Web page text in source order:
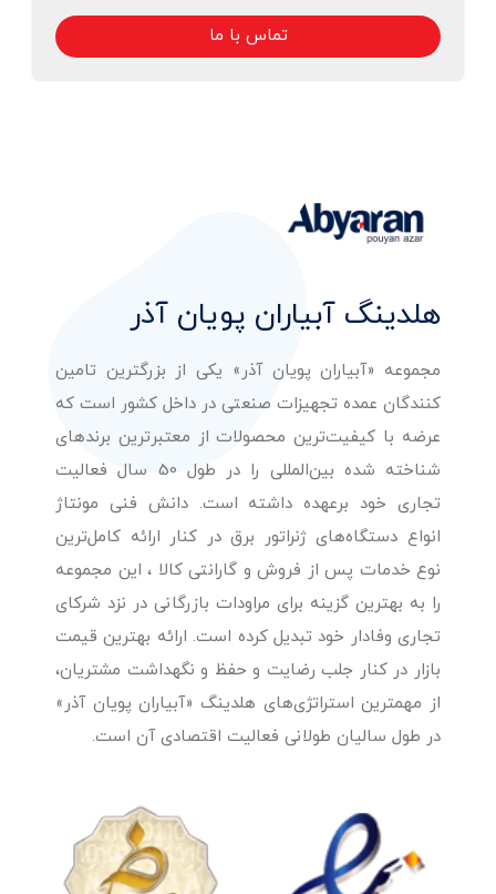
تماس با ما
هلدینگ آبیاران پویان آذر
مجموعه «آبیاران پویان آذر» یکی از بزرگترین تامین
کنندگان عمده تجهیزات صنعتی در داخل کشور است که
عرضه با کیفیت‌ترین محصولات از معتبرترین برندهای
شناخته شده بین‌المللی را در طول 50 سال فعالیت
تجاری خود برعهده داشته است. دانش فنی مونتاژ
انواع دستگاه‌های ژنراتور برق در کنار ارائه کامل‌ترین
نوع خدمات پس از فروش و گارانتی کالا ، این مجموعه
را به بهترین گزینه برای مراودات بازرگانی در نزد شرکای
تجاری وفادار خود تبدیل کرده است. ارائه بهترین قیمت
بازار در کنار جلب رضایت و حفظ و نگهداشت مشتریان،
از مهمترین استراتژی‌های هلدینگ «آبیاران پویان آذر»
در طول سالیان طولانی فعالیت اقتصادی آن است.